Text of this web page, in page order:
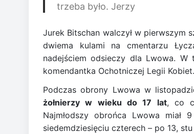
trzeba było. Jerzy
Jurek Bitschan walczył w pierwszym
dwiema kulami na cmentarzu
nadejściem odsieczy dla Lwowa.
komendantka Ochotniczej Legii Kobiet.
Podczas obrony Lwowa w
żołnierzy w wieku do 17 lat, co
Najmłodszy obrońca Lwowa
siedemdziesięciu czterech – po 13,